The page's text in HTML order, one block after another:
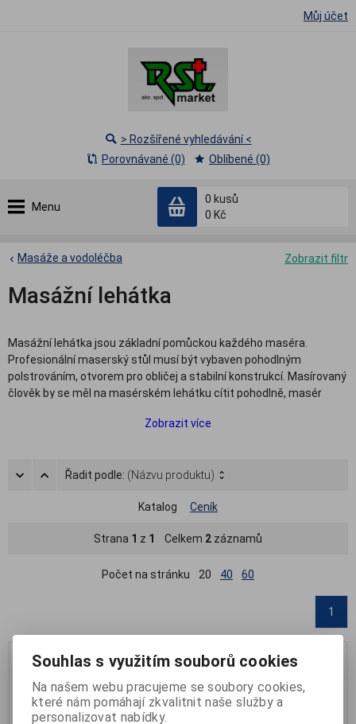
Můj účet
Menu
0 kusů
0 Kč
> Rozšířené vyhledávání <
Porovnávané (0)
Oblíbené (0)
Zobrazit filtr
Masáže a vodoléčba
Masážní lehátka
Masážní lehátka jsou základní pomůckou každého maséra.
Profesionální maserský stůl musí být vybaven pohodlným
polstrováním, otvorem pro obličej a stabilní konstrukcí. Masírovaný
člověk by se měl na masérském lehátku cítit pohodlně, masér
bude stále držet na místě jako přibitý. Velmi praktická a oblíbená
rozměru a schovat nebo přenést jinam. Dobře tak poslouží třeba
V našem sortimentu masážních pomůcek naleznete kvalitní
papírové podložky, které jsou nezbytnou výbavou jak při masáži,
Zobrazit více
Řadit podle: (Názvu produktu)
Katalog Ceník
Strana 1 z 1 Celkem 2 záznamů
Počet na stránku 20 40 60
1
Souhlas s využitím souborů cookies
Na našem webu pracujeme se soubory cookies,
které nám pomáhají zkvalitnit naše služby a
personalizovat nabídky.